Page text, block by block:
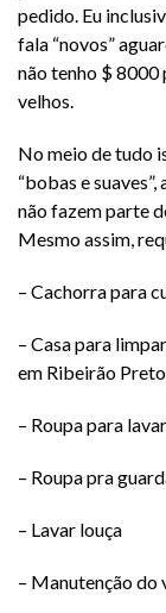
pedido. Eu
fala “novos”
não tenho $ 8000
velhos.
No meio de tudo
“bobas e
não fazem parte
Mesmo assim,
– Cachorra para
– Casa para
em Ribeirão
– Roupa para lavar
– Roupa pra
– Lavar louça
– Manutenção do